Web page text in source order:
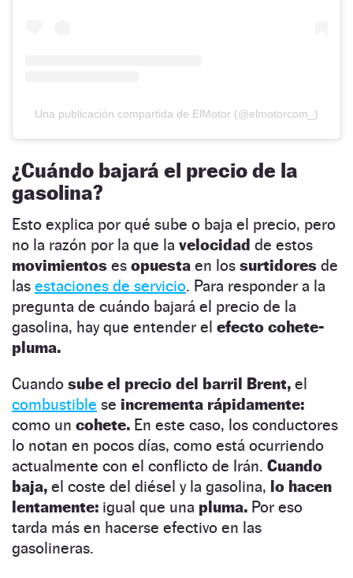
Una publicación compartida de ElMotor (@elmotorcom_)
¿Cuándo bajará el precio de la
gasolina?
Esto explica por qué sube o baja el precio, pero
no la razón por la que la velocidad de estos
movimientos es opuesta en los surtidores de
las estaciones de servicio. Para responder a la
pregunta de cuándo bajará el precio de la
gasolina, hay que entender el efecto cohete-
pluma.
Cuando sube el precio del barril Brent, el
combustible se incrementa rápidamente:
como un cohete. En este caso, los conductores
lo notan en pocos días, como está ocurriendo
actualmente con el conflicto de Irán. Cuando
baja, el coste del diésel y la gasolina, lo hacen
lentamente: igual que una pluma. Por eso
tarda más en hacerse efectivo en las
gasolineras.